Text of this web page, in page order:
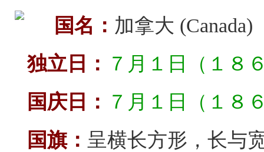
国名： 加拿大 (Canada)
独立日： ７月１日（１８
国庆日： ７月１日（１８
国旗： 呈横长方形，长与